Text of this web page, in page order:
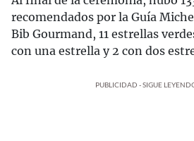
recomendados por la Guía
Bib Gourmand, 11 estrellas
con una estrella y 2 con dos
PUBLICIDAD - SIGUE